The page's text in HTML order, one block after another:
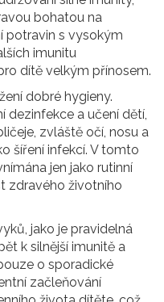
bohatou na
potravin s vysokým
imunitu
dítě velkým přínosem.
dobré hygieny.
dezinfekce a učení dětí,
zvláště očí, nosu a
šíření infekcí. V tomto
jen jako rutinní
zdravého životního
jako je pravidelná
k silnější imunitě a
o sporadické
začleňování